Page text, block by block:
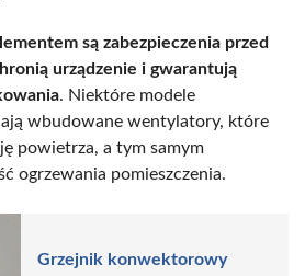
są zabezpieczenia przed
urządzenie i gwarantują
. Niektóre modele
wbudowane wentylatory, które
powietrza, a tym samym
ogrzewania pomieszczenia.
Grzejnik konwektorowy